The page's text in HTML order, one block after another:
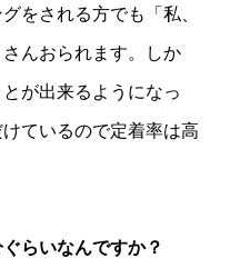
をされる方でも「私、
んおられます。しか
が出来るようになっ
ているので定着率は高
らいなんですか？